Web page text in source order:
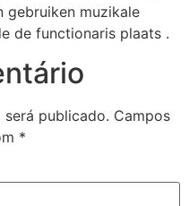
gebruiken muzikale
de functionaris plaats .
será publicado. Campos
*